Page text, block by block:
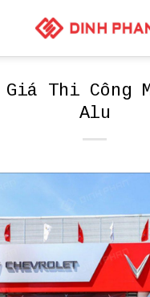
Giá Thi Công
Alu